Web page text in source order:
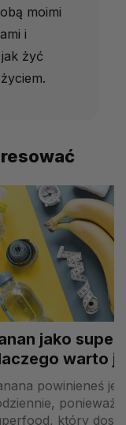
moimi
i
żyć
jako
warto
powinieneś
ponieważ
który